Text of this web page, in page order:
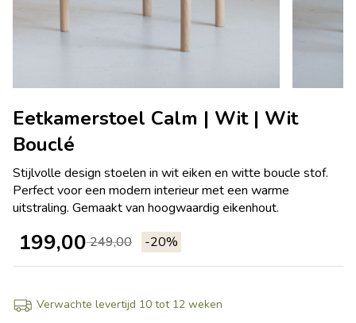
Eetkamerstoel Calm | Wit | Wit
Bouclé
Stijlvolle design stoelen in wit eiken en witte boucle stof.
Perfect voor een modern interieur met een warme
uitstraling. Gemaakt van hoogwaardig eikenhout.
-20%
249,00
199,00
Verwachte levertijd 10 tot 12 weken